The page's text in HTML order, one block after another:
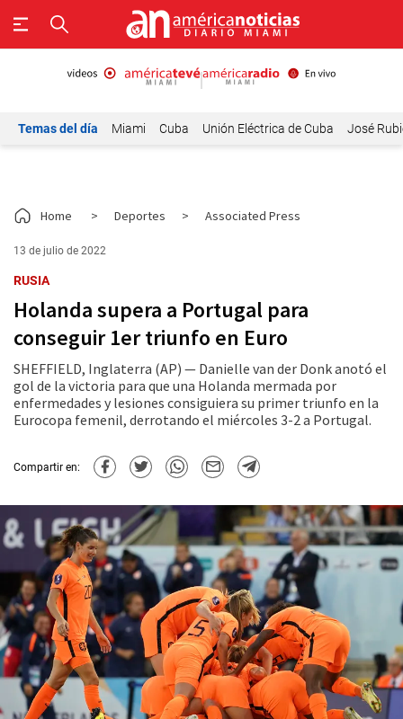
Temas del día Miami Cuba Unión Eléctrica de Cuba José
Home > Deportes > Associated Press
13 de julio de 2022
RUSIA
Holanda supera a Portugal para
conseguir 1er triunfo en Euro
SHEFFIELD, Inglaterra (AP) — Danielle van der Donk anotó el
gol de la victoria para que una Holanda mermada por
enfermedades y lesiones consiguiera su primer triunfo en la
Eurocopa femenil, derrotando el miércoles 3-2 a Portugal.
Compartir en: